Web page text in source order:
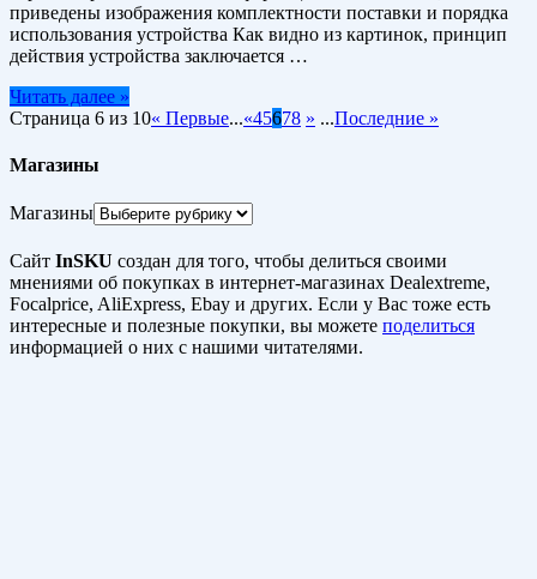
приведены изображения комплектности поставки и порядка
использования устройства Как видно из картинок, принцип
действия устройства заключается …
Читать далее »
Страница 6 из 10« Первые...«45678 » ...Последние »
Магазины
Магазины
Сайт InSKU создан для того, чтобы делиться своими
мнениями об покупках в интернет-магазинах Dealextreme,
Focalprice, AliExpress, Ebay и других. Если у Вас тоже есть
интересные и полезные покупки, вы можете поделиться
информацией о них с нашими читателями.